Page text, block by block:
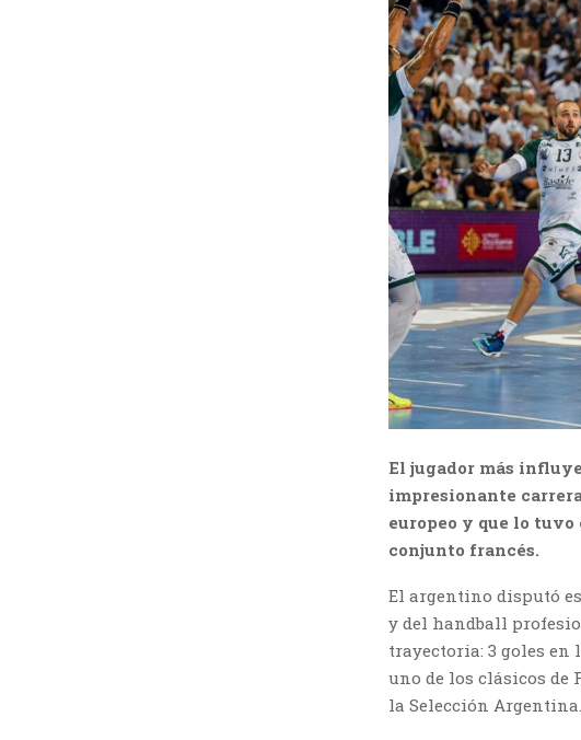
El jugador más
impresionante
europeo y que lo tuvo
conjunto francés.
El argentino disputó
y del handball
trayectoria: 3 goles en
uno de los clásicos de
la Selección Argentina.